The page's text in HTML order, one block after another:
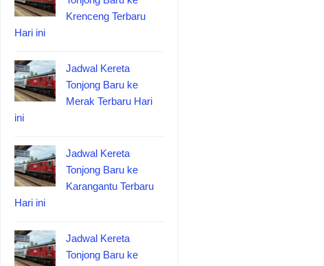
Krenceng Terbaru
Hari ini
Jadwal Kereta
Tonjong Baru ke
Merak Terbaru Hari
ini
Jadwal Kereta
Tonjong Baru ke
Karangantu Terbaru
Hari ini
Jadwal Kereta
Tonjong Baru ke